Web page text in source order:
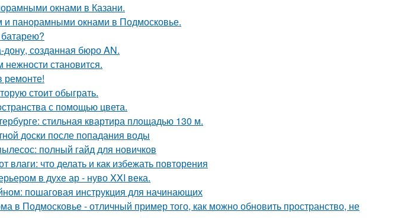
окнами в Казани.
панорамными окнами в Подмосковье.
дону, созданная бюро AN.
становится.
ремонте!
стоит обыграть.
с помощью цвета.
стильная квартира площадью 130 м.
доски после попадания воды
полный гайд для новичков
влаги: что делать и как избежать повторения
в духе ар - нуво XXI века.
пошаговая инструкция для начинающих
в Подмосковье - отличный пример того, как можно обновить пространство, не